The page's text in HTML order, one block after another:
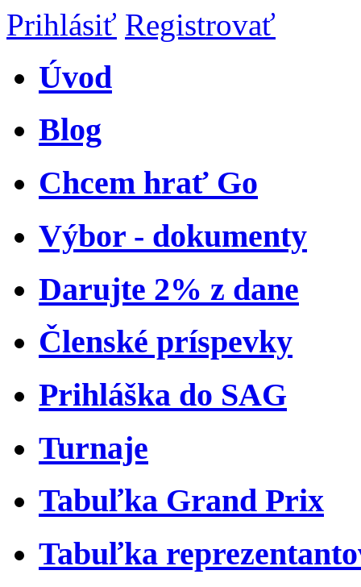
Prihlásiť Registrovať
Úvod
Blog
Chcem hrať Go
Výbor - dokumenty
Darujte 2% z dane
Členské príspevky
Prihláška do SAG
Turnaje
Tabuľka Grand Prix
Tabuľka